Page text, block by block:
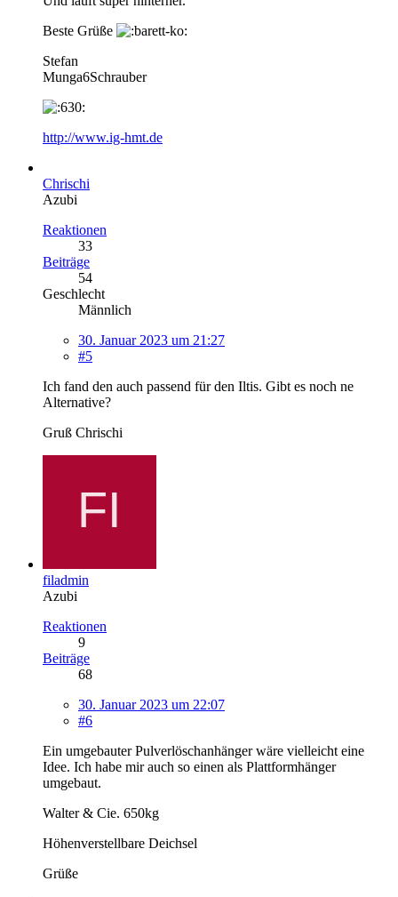
Beste Grüße
Stefan
Munga6Schrauber
http://www.ig-hmt.de
Chrischi
Azubi
Reaktionen
33
Beiträge
54
Geschlecht
Männlich
30. Januar 2023 um 21:27
#5
Ich fand den auch passend für den Iltis. Gibt es noch ne
Alternative?
Gruß Chrischi
filadmin
Azubi
Reaktionen
9
Beiträge
68
30. Januar 2023 um 22:07
#6
Ein umgebauter Pulverlöschanhänger wäre vielleicht eine
Idee. Ich habe mir auch so einen als Plattformhänger
umgebaut.
Walter & Cie. 650kg
Höhenverstellbare Deichsel
Grüße